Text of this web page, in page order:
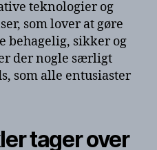
teknologier og
som lover at gøre
behagelig, sikker og
der nogle særligt
som alle entusiaster
tager over